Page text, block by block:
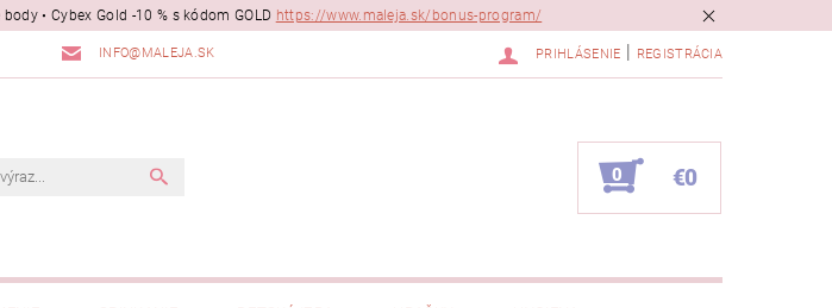
• Cybex Gold -10 % s kódom GOLD https://www.maleja.sk/bonus-program/
INFO@MALEJA.SK PRIHLÁSENIE REGISTRÁCIA
0 €0